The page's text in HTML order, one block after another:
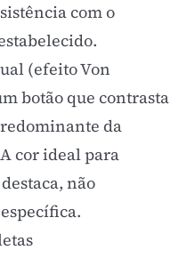
com o
(efeito Von
botão que contrasta
da
cor ideal para
não